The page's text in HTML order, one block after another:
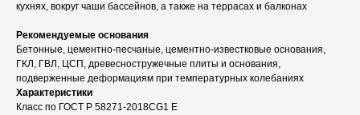
кухнях, вокруг чаши бассейнов, а также на террасах и балконах
Рекомендуемые основания
Бетонные, цементно-песчаные, цементно-известковые основания,
ГКЛ, ГВЛ, ЦСП, древесностружечные плиты и основания,
подверженные деформациям при температурных колебаниях
Характеристики
Класс по ГОСТ Р 58271-2018CG1 E